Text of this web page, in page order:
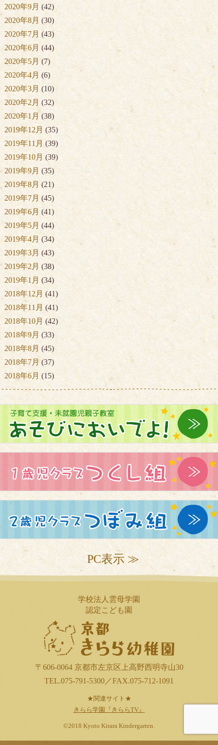
2020年9月 (42)
2020年8月 (30)
2020年7月 (43)
2020年6月 (44)
2020年5月 (7)
2020年4月 (6)
2020年3月 (10)
2020年2月 (32)
2020年1月 (38)
2019年12月 (35)
2019年11月 (39)
2019年10月 (39)
2019年9月 (35)
2019年8月 (21)
2019年7月 (45)
2019年6月 (41)
2019年5月 (44)
2019年4月 (34)
2019年3月 (43)
2019年2月 (38)
2019年1月 (34)
2018年12月 (41)
2018年11月 (41)
2018年10月 (42)
2018年9月 (33)
2018年8月 (45)
2018年7月(37)
2018年6月 (15)
PC表示 ≫
学校法人雲母学園
認定こども園
〒606-0064 京都市左京区上高野西明寺山30
TEL.075-791-5300／FAX.075-712-1091
★関連サイト★
きらら学園『きららTV』
©2018 Kyoto Kirara Kindergarten.